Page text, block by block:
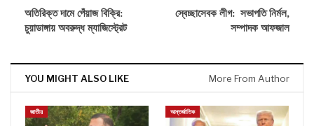
অতিরিক্ত দামে পেঁয়াজ বিক্রি:
চুয়াডাঙ্গায় অবরুদ্ধ ম্যাজিস্ট্রেট
স্বেচ্ছাসেবক লীগ: সভাপতি নির্মল,
সম্পাদক আফজাল
YOU MIGHT ALSO LIKE More From Author
জাতীয় আন্তর্জাতিক